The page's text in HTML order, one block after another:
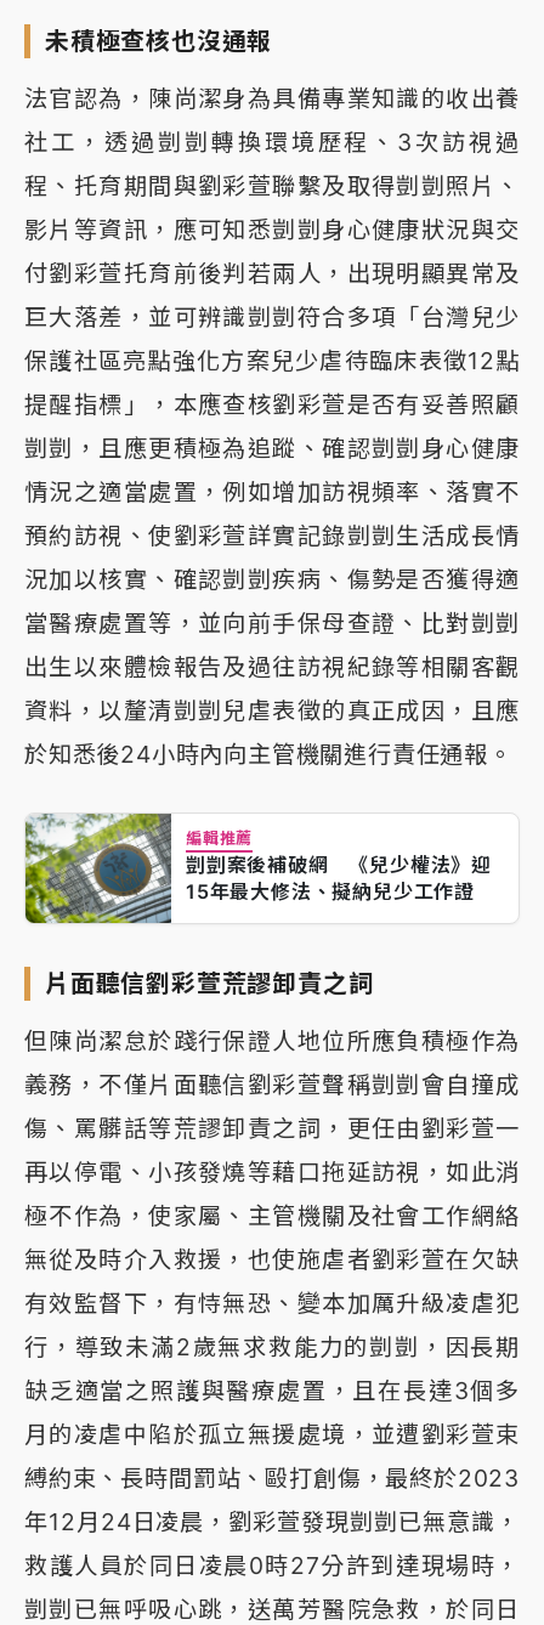
未積極查核也沒通報
法官認為，陳尚潔身為具備專業知識的收出養
社工，透過剴剴轉換環境歷程、3次訪視過
程、托育期間與劉彩萱聯繫及取得剴剴照片、
影片等資訊，應可知悉剴剴身心健康狀況與交
付劉彩萱托育前後判若兩人，出現明顯異常及
巨大落差，並可辨識剴剴符合多項「台灣兒少
保護社區亮點強化方案兒少虐待臨床表徵12點
提醒指標」，本應查核劉彩萱是否有妥善照顧
剴剴，且應更積極為追蹤、確認剴剴身心健康
情況之適當處置，例如增加訪視頻率、落實不
預約訪視、使劉彩萱詳實記錄剴剴生活成長情
況加以核實、確認剴剴疾病、傷勢是否獲得適
當醫療處置等，並向前手保母查證、比對剴剴
出生以來體檢報告及過往訪視紀錄等相關客觀
資料，以釐清剴剴兒虐表徵的真正成因，且應
於知悉後24小時內向主管機關進行責任通報。
編輯推薦
剴剴案後補破網 《兒少權法》迎
15年最大修法、擬納兒少工作證
片面聽信劉彩萱荒謬卸責之詞
但陳尚潔怠於踐行保證人地位所應負積極作為
義務，不僅片面聽信劉彩萱聲稱剴剴會自撞成
傷、罵髒話等荒謬卸責之詞，更任由劉彩萱一
再以停電、小孩發燒等藉口拖延訪視，如此消
極不作為，使家屬、主管機關及社會工作網絡
無從及時介入救援，也使施虐者劉彩萱在欠缺
有效監督下，有恃無恐、變本加厲升級凌虐犯
行，導致未滿2歲無求救能力的剴剴，因長期
缺乏適當之照護與醫療處置，且在長達3個多
月的凌虐中陷於孤立無援處境，並遭劉彩萱束
縛約束、長時間罰站、毆打創傷，最終於2023
年12月24日凌晨，劉彩萱發現剴剴已無意識，
救護人員於同日凌晨0時27分許到達現場時，
剴剴已無呼吸心跳，送萬芳醫院急救，於同日